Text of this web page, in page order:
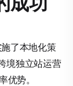
了本地化策
境独立站运营
优势。